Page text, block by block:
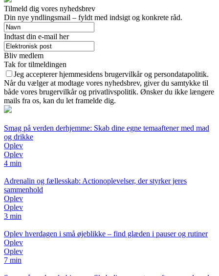
Tilmeld dig vores nyhedsbrev
Din nye yndlingsmail – fyldt med indsigt og konkrete råd.
Indtast din e-mail her
Bliv medlem
Tak for tilmeldingen
Jeg accepterer hjemmesidens brugervilkår og persondatapolitik.
Når du vælger at modtage vores nyhedsbrev, giver du samtykke til
både vores brugervilkår og privatlivspolitik. Ønsker du ikke længere
mails fra os, kan du let framelde dig.
Smag på verden derhjemme: Skab dine egne temaaftener med mad
og drikke
Oplev
Oplev
4 min
Adrenalin og fællesskab: Actionoplevelser, der styrker jeres
sammenhold
Oplev
Oplev
3 min
Oplev hverdagen i små øjeblikke – find glæden i pauser og rutiner
Oplev
Oplev
7 min